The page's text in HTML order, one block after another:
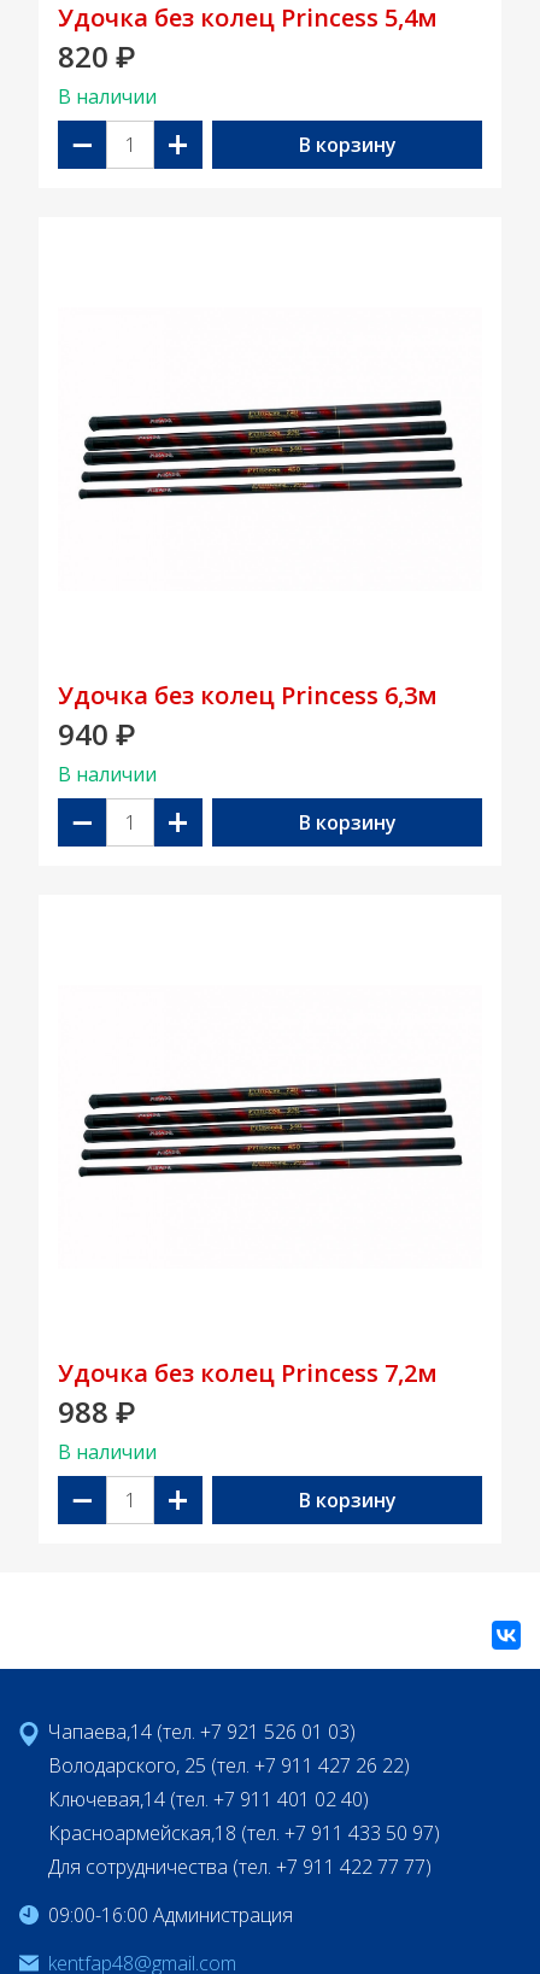
Удочка без колец Princess 5,4м
820 ₽
В наличии
− + В корзину
Удочка без колец Princess 6,3м
940 ₽
В наличии
− + В корзину
Удочка без колец Princess 7,2м
988 ₽
В наличии
− + В корзину
Чапаева,14 (тел. +7 921 526 01 03)
Володарского, 25 (тел. +7 911 427 26 22)
Ключевая,14 (тел. +7 911 401 02 40)
Красноармейская,18 (тел. +7 911 433 50 97)
Для сотрудничества (тел. +7 911 422 77 77)
09:00-16:00 Администрация
kentfap48@gmail.com